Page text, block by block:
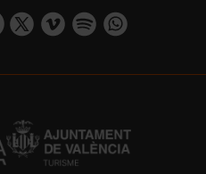
visit_valencia/
user/
www.facebook.com/
https://twitter.com/
https://vimeo.com/
https://https://api.whatsapp.com/